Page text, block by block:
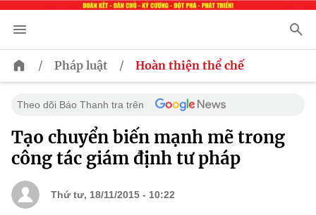
/ Pháp luật / Hoàn thiện thể chế
Theo dõi Báo Thanh tra trên
Tạo chuyển biến mạnh mẽ trong
công tác giám định tư pháp
Thứ tư, 18/11/2015 - 10:22